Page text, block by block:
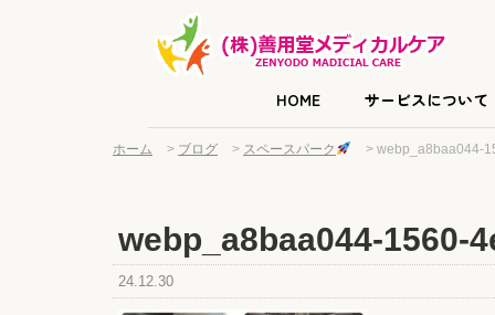
HOME サービスについて
ホーム > ブログ > スペースパーク > webp_a8baa044-
webp_a8baa044-1560-
24.12.30